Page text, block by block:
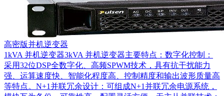
高密版并机逆变器
1kVA 并机逆变器3kVA 并机逆变器主要特点：数字化控制：
采用32位DSP全数字化、高频SPWM技术，具有抗干扰能力
强、运算速度快、智能化程度高、控制精度和输出波形质量高
等特点。N+1并联冗余设计：可组成N+1并联冗余电源系统，